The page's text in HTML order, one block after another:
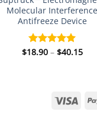
Molecular Interference
Antifreeze Device
Rated 5.00
$18.90 – $40.15Price